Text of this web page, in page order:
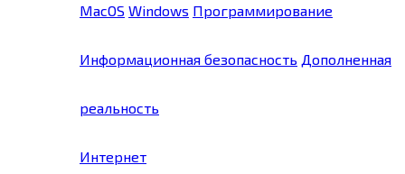
MacOS Windows Программирование
Информационная безопасность Дополненная
реальность
Интернет